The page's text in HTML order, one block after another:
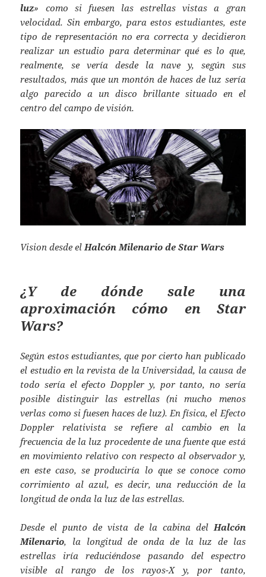
luz» como si fuesen las estrellas vistas a gran
velocidad. Sin embargo, para estos estudiantes, este
tipo de representación no era correcta y decidieron
realizar un estudio para determinar qué es lo que,
realmente, se vería desde la nave y, según sus
resultados, más que un montón de haces de luz sería
algo parecido a un disco brillante situado en el
centro del campo de visión.
Vision desde elHalcón Milenario de Star Wars
¿Y de dónde sale una
aproximación cómo en Star
Wars?
Según estos estudiantes, que por cierto han publicado
el estudio en la revista de la Universidad, la causa de
todo sería el efecto Doppler y, por tanto, no sería
posible distinguir las estrellas (ni mucho menos
verlas como si fuesen haces de luz). En física, el Efecto
Doppler relativista se refiere al cambio en la
frecuencia de la luz procedente de una fuente que está
en movimiento relativo con respecto al observador y,
en este caso, se produciría lo que se conoce como
corrimiento al azul, es decir, una reducción de la
longitud de onda la luz de las estrellas.
Desde el punto de vista de la cabina delHalcón
Milenario, la longitud de onda de la luz de las
estrellas iría reduciéndose pasando del espectro
visible al rango de los rayos-X y, por tanto,